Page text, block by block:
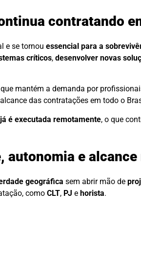
contratando
e se tornou essencial para a
críticos, desenvolver novas
que mantém a demanda por
das contratações em todo o
é executada remotamente, o que
autonomia e
geográfica sem abrir mão de
como CLT, PJ e horista.